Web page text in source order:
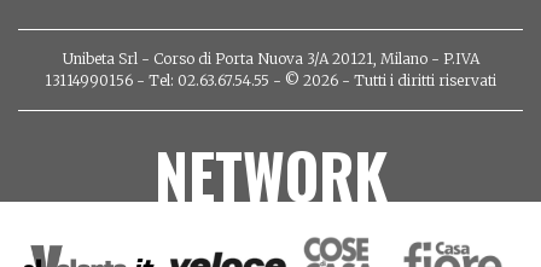
Unibeta Srl - Corso di Porta Nuova 3/A 20121, Milano - P.IVA
13114990156 - Tel: 02.63.67.54.55 - © 2026 - Tutti i diritti riservati
NETWORK